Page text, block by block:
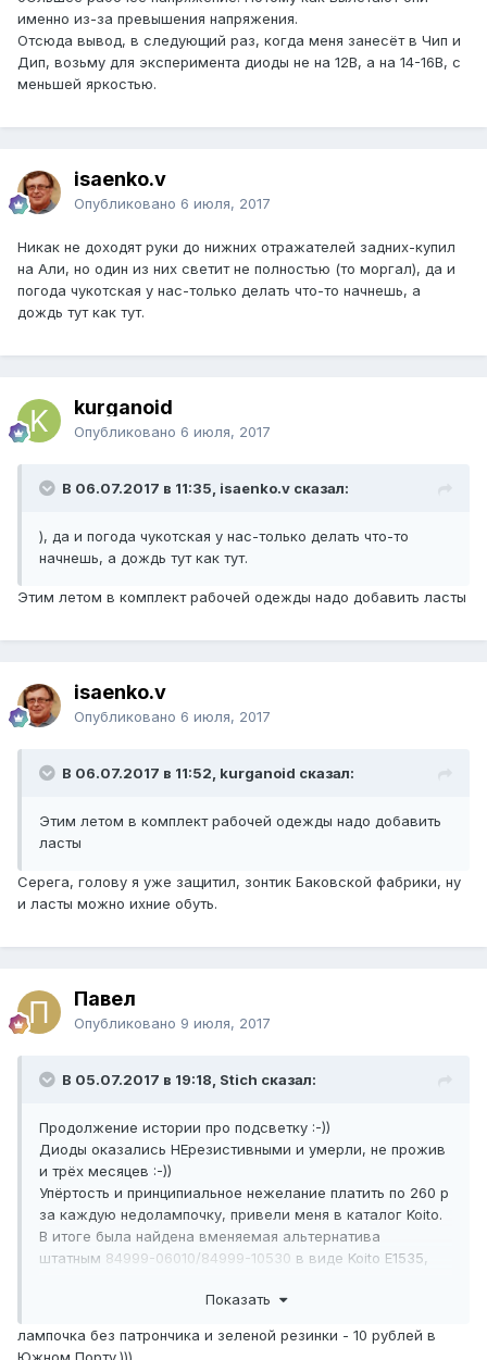
именно из-за превышения напряжения.
Отсюда вывод, в следующий раз, когда меня занесёт в Чип и
Дип, возьму для эксперимента диоды не на 12В, а на 14-16В, с
меньшей яркостью.
isaenko.v
Опубликовано 6 июля, 2017
Никак не доходят руки до нижних отражателей задних-купил
на Али, но один из них светит не полностью (то моргал), да и
погода чукотская у нас-только делать что-то начнешь, а
дождь тут как тут.
kurganoid
Опубликовано 6 июля, 2017
В 06.07.2017 в 11:35, isaenko.v сказал:
), да и погода чукотская у нас-только делать что-то
начнешь, а дождь тут как тут.
Этим летом в комплект рабочей одежды надо добавить ласты
isaenko.v
Опубликовано 6 июля, 2017
В 06.07.2017 в 11:52, kurganoid сказал:
Этим летом в комплект рабочей одежды надо добавить
ласты
Серега, голову я уже защитил, зонтик Баковской фабрики, ну
и ласты можно ихние обуть.
Павел
Опубликовано 9 июля, 2017
В 05.07.2017 в 19:18, Stich сказал:
Продолжение истории про подсветку :-))
Диоды оказались НЕрезистивными и умерли, не прожив
и трёх месяцев :-))
Упёртость и принципиальное нежелание платить по 260 р
за каждую недолампочку, привели меня в каталог Koito.
В итоге была найдена вменяемая альтернатива
штатным 84999-06010/84999-10530 в виде Koito E1535,
однозначно лучше старых :-))
Показать
лампочка без патрончика и зеленой резинки - 10 рублей в